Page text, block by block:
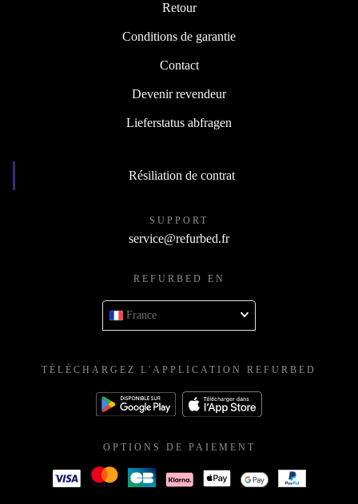
Retour
Conditions de garantie
Contact
Devenir revendeur
Lieferstatus abfragen
Résiliation de contrat
SUPPORT
service@refurbed.fr
REFURBED EN
France
TÉLÉCHARGEZ L'APPLICATION REFURBED
OPTIONS DE PAIEMENT